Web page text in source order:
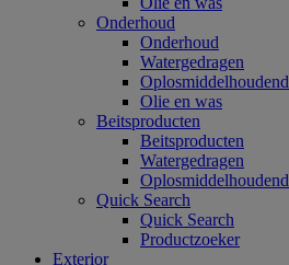
Onderhoud
Onderhoud
Watergedragen
Oplosmiddelhoudend
Olie en was
Beitsproducten
Beitsproducten
Watergedragen
Oplosmiddelhoudend
Quick Search
Quick Search
Productzoeker
Exterior